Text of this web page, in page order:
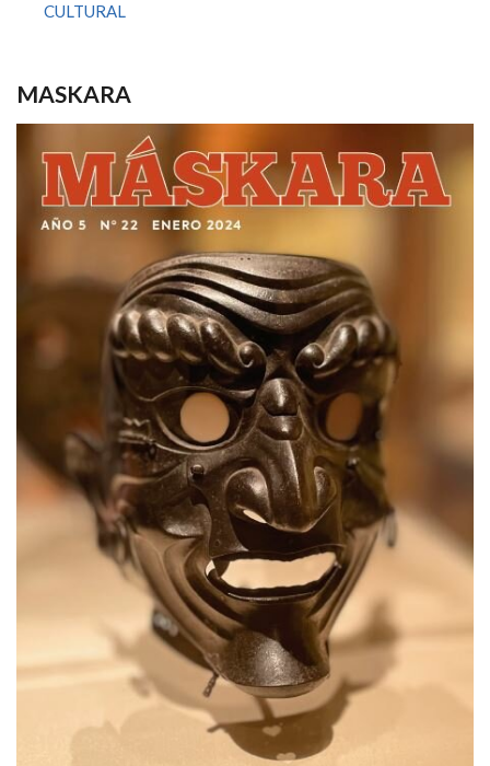
CULTURAL
MASKARA